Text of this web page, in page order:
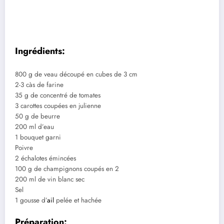
Ingrédients:
800 g de veau découpé en cubes de 3 cm
2-3 càs de farine
35 g de concentré de tomates
3 carottes coupées en julienne
50 g de beurre
200 ml d’eau
1 bouquet garni
Poivre
2 échalotes émincées
100 g de champignons coupés en 2
200 ml de vin blanc sec
Sel
1 gousse d’ail pelée et hachée